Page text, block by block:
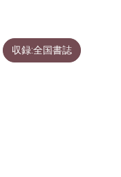
収録:全国書誌